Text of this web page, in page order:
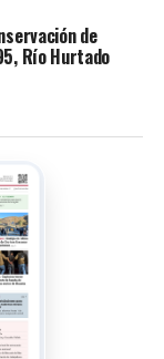
de
Río Hurtado